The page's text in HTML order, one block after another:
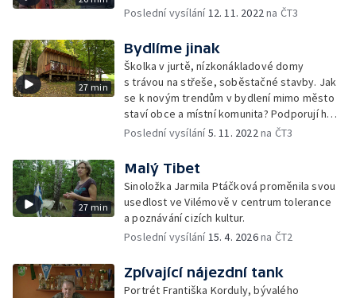
Poslední vysílání12. 11. 2022na ČT3
27 min
Bydlíme jinak
Školka v jurtě, nízkonákladové domy
s trávou na střeše, soběstačné stavby. Jak
se k novým trendům v bydlení mimo město
staví obce a místní komunita? Podporují ho
nebo jsou nedůvěřiví?
Poslední vysílání5. 11. 2022na ČT3
27 min
Malý Tibet
Sinoložka Jarmila Ptáčková proměnila svou
usedlost ve Vilémově v centrum tolerance
a poznávání cizích kultur.
Poslední vysílání15. 4. 2026na ČT2
Zpívající nájezdní tank
Portrét Františka Korduly, bývalého